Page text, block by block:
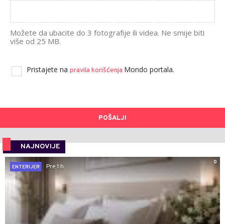
Možete da ubacite do 3 fotografije ili videa. Ne smije biti
više od 25 MB.
Pristajete na pravila korišćenja Mondo portala.
POŠALJI
NAJNOVIJE
0
ENTERIJER
Pre 1 h